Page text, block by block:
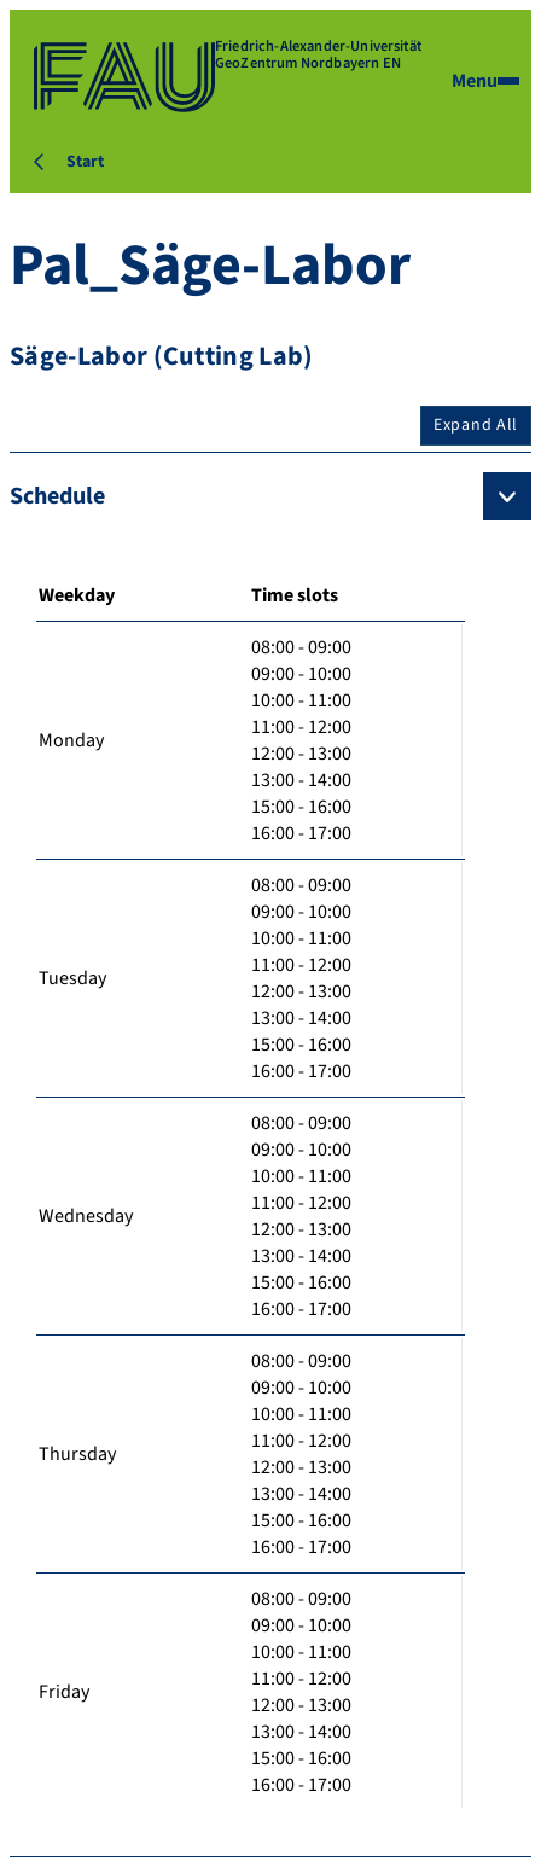
Friedrich-Alexander-Universität
GeoZentrum Nordbayern EN
Menu
Start
Pal_Säge-Labor
Säge-Labor (Cutting Lab)
Expand All
Schedule
Weekday Time slots
Monday
08:00 - 09:00
09:00 - 10:00
10:00 - 11:00
11:00 - 12:00
12:00 - 13:00
13:00 - 14:00
15:00 - 16:00
16:00 - 17:00
Tuesday
08:00 - 09:00
09:00 - 10:00
10:00 - 11:00
11:00 - 12:00
12:00 - 13:00
13:00 - 14:00
15:00 - 16:00
16:00 - 17:00
Wednesday
08:00 - 09:00
09:00 - 10:00
10:00 - 11:00
11:00 - 12:00
12:00 - 13:00
13:00 - 14:00
15:00 - 16:00
16:00 - 17:00
Thursday
08:00 - 09:00
09:00 - 10:00
10:00 - 11:00
11:00 - 12:00
12:00 - 13:00
13:00 - 14:00
15:00 - 16:00
16:00 - 17:00
Friday
08:00 - 09:00
09:00 - 10:00
10:00 - 11:00
11:00 - 12:00
12:00 - 13:00
13:00 - 14:00
15:00 - 16:00
16:00 - 17:00